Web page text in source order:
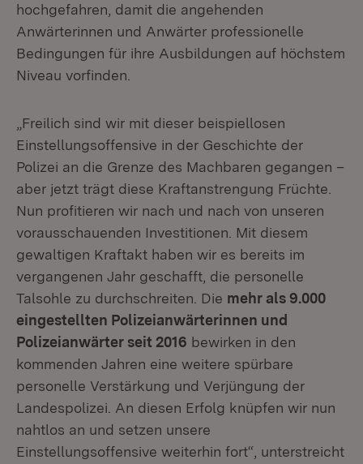
hochgefahren, damit die angehenden
Anwärterinnen und Anwärter professionelle
Bedingungen für ihre Ausbildungen auf höchstem
Niveau vorfinden.
„Freilich sind wir mit dieser beispiellosen
Einstellungsoffensive in der Geschichte der
Polizei an die Grenze des Machbaren gegangen –
aber jetzt trägt diese Kraftanstrengung Früchte.
Nun profitieren wir nach und nach von unseren
vorausschauenden Investitionen. Mit diesem
gewaltigen Kraftakt haben wir es bereits im
vergangenen Jahr geschafft, die personelle
Talsohle zu durchschreiten. Die mehr als 9.000
eingestellten Polizeianwärterinnen und
Polizeianwärter seit 2016 bewirken in den
kommenden Jahren eine weitere spürbare
personelle Verstärkung und Verjüngung der
Landespolizei. An diesen Erfolg knüpfen wir nun
nahtlos an und setzen unsere
Einstellungsoffensive weiterhin fort“, unterstreicht